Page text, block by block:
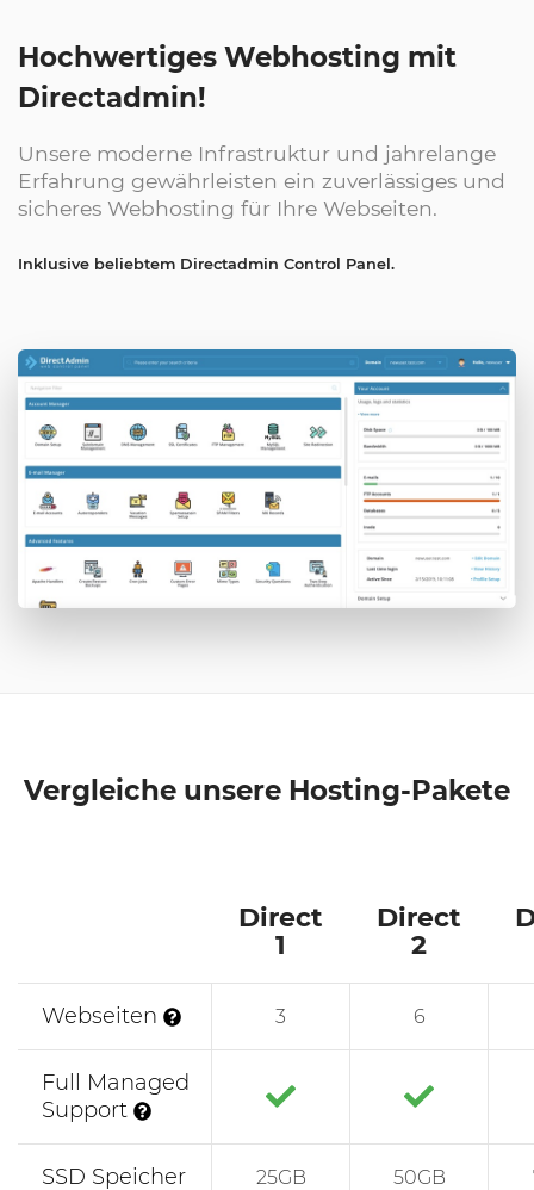
Hochwertiges Webhosting mit
Directadmin!
Unsere moderne Infrastruktur und jahrelange
Erfahrung gewährleisten ein zuverlässiges und
sicheres Webhosting für Ihre Webseiten.
Inklusive beliebtem Directadmin Control Panel.
Vergleiche unsere Hosting-Pakete
Direct
1
Direct
2
Webseiten 3 6
Full Managed
Support
SSD Speicher 25GB 50GB